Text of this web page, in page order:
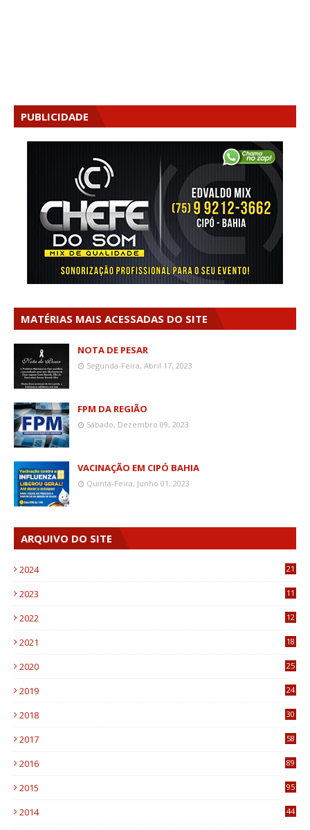
PUBLICIDADE
MATÉRIAS MAIS ACESSADAS DO SITE
NOTA DE PESAR
Segunda-Feira, Abril 17, 2023
FPM DA REGIÃO
Sábado, Dezembro 09, 2023
VACINAÇÃO EM CIPÓ BAHIA
Quinta-Feira, Junho 01, 2023
ARQUIVO DO SITE
2024 21
2023
11
2022
12
2021
18
2020
25
2019
24
2018
30
2017
58
2016
89
2015
95
2014
44